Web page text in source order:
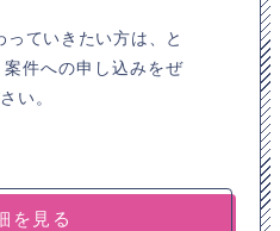
ていきたい方は、と
件への申し込みをぜ
い。
を見る